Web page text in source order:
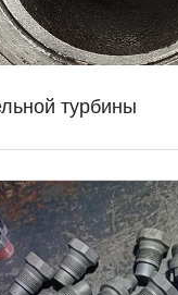
турбины